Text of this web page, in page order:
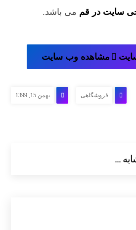
سایت در قم می باشد.
مشاهده وب سایت
بهمن 15, 1399 فروشگاهی
...